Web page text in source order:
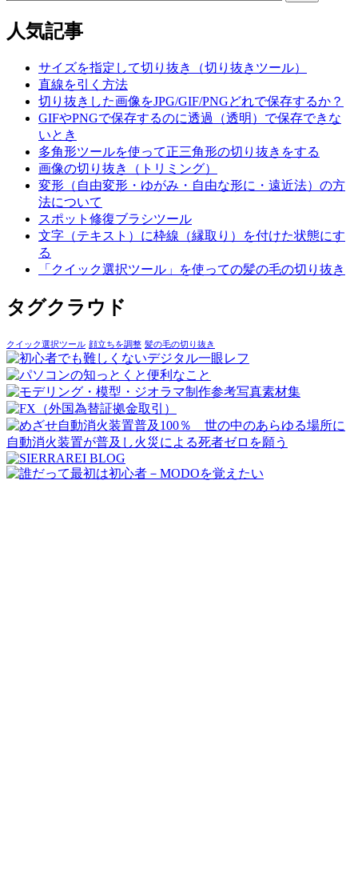
人気記事
サイズを指定して切り抜き（切り抜きツール）
直線を引く方法
切り抜きした画像をJPG/GIF/PNGどれで保存するか？
GIFやPNGで保存するのに透過（透明）で保存できな
いとき
多角形ツールを使って正三角形の切り抜きをする
画像の切り抜き（トリミング）
変形（自由変形・ゆがみ・自由な形に・遠近法）の方
法について
スポット修復ブラシツール
文字（テキスト）に枠線（縁取り）を付けた状態にす
る
「クイック選択ツール」を使っての髪の毛の切り抜き
タグクラウド
クイック選択ツール 顔立ちを調整 髪の毛の切り抜き